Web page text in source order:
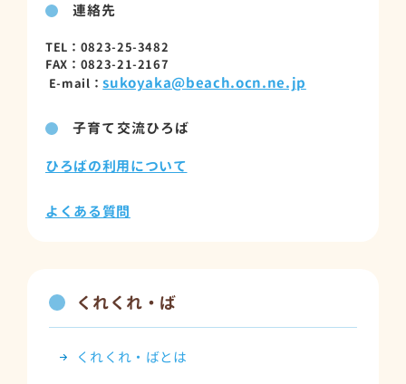
連絡先
TEL：0823-25-3482
FAX：0823-21-2167
E-mail：sukoyaka@beach.ocn.ne.jp
子育て交流ひろば
ひろばの利用について
よくある質問
くれくれ・ば
くれくれ・ばとは